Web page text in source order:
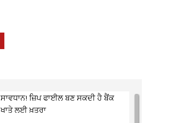
ਸਾਵਧਾਨ! ਜ਼ਿਪ ਫਾਈਲ ਬਣ ਸਕਦੀ ਹੈ ਬੈਂਕ
ਖਾਤੇ ਲਈ ਖ਼ਤਰਾ